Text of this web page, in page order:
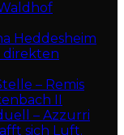
Heddesheim
direkten
– Remis
II
– Azzurri
sich Luft.